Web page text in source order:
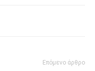
Επόμενο άρθρο